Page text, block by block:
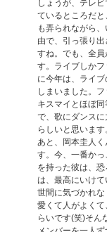
しょうが、テレ
ているところだ
も弄られながら
由で、引っ張り
すね。でも、全
す。ライブしか
に今年は、ライ
しまいました。
キスマイとほぼ
で、歌にダンス
らしいと思います
あと、岡本圭人
す。今、一番か
を持った彼は、
は、最高にいけて
世間に気づかれ
愛くて人がよく
らいです(笑)そん